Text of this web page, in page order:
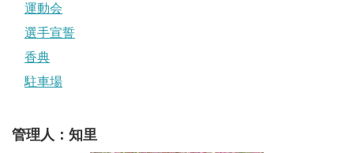
運動会
選手宣誓
香典
駐車場
管理人：知里